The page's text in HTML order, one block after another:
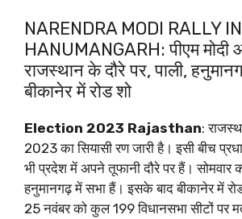
NARENDRA MODI RALLY IN
HANUMANGARH: पीएम मोदी
राजस्थान के दौरे पर, पाली,
बीकानेर में रोड शो
Election 2023 Rajasthan:
2023 का सियासी रण जारी है। इसी बीच
भी प्रदेश में अपने तूफानी दौरे पर हैं। सोमवार
हनुमानगढ़ में सभा हैं। इसके बाद बीकानेर में
25 नवंबर को कुल 199 विधानसभा सीटों पर